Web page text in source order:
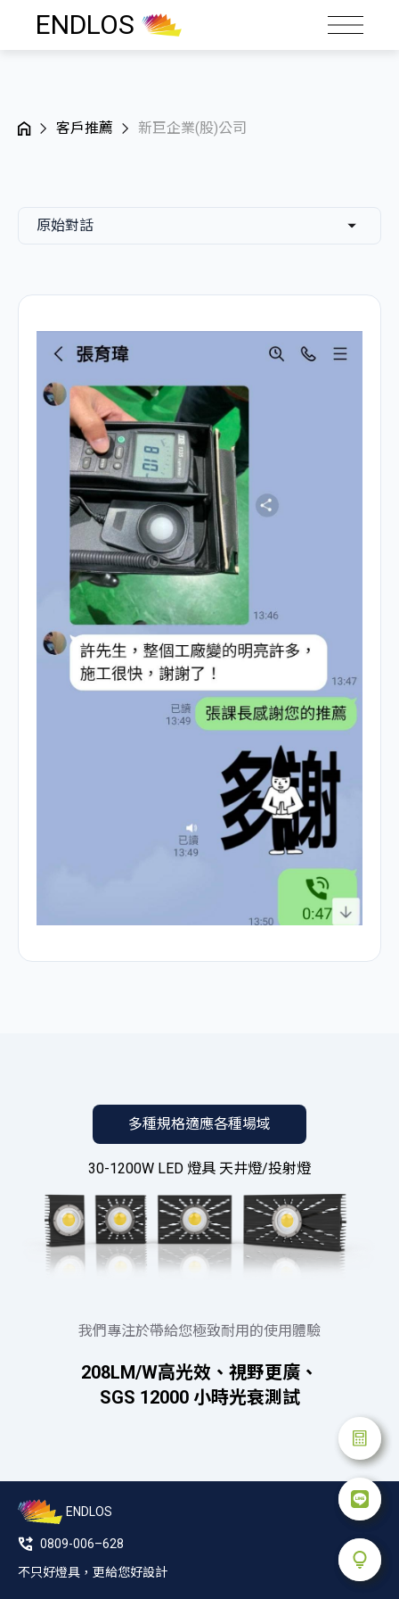
ENDLOS
客戶推薦 新巨企業(股)公司
原始對話
多種規格適應各種場域
30-1200W LED 燈具 天井燈/投射燈
我們專注於帶給您極致耐用的使用體驗
208LM/W高光效、視野更廣、
SGS 12000 小時光衰測試
ENDLOS
0809-006–628
不只好燈具，更給您好設計